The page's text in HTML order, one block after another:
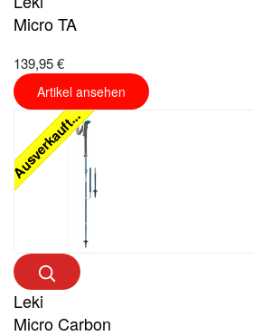
Micro TA
139,95 €
Artikel ansehen
Ausverkauft...
Leki
Micro Carbon